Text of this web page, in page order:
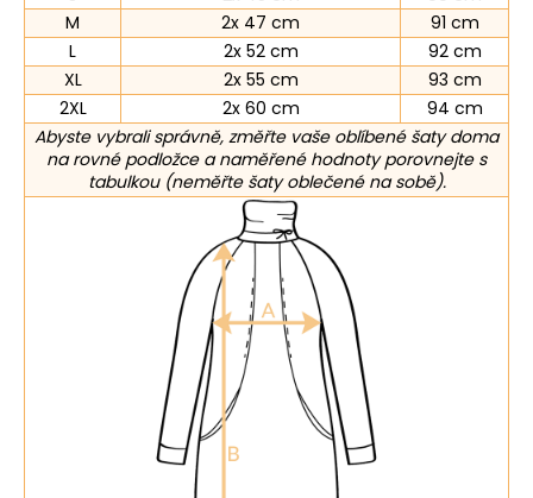
M
2x 47 cm
91 cm
L
2x 52 cm
92 cm
XL
2x 55 cm
93 cm
2XL
2x 60 cm
94 cm
Abyste vybrali správně, změřte vaše oblíbené šaty doma
na rovné podložce a naměřené hodnoty porovnejte s
tabulkou (neměřte šaty oblečené na sobě).